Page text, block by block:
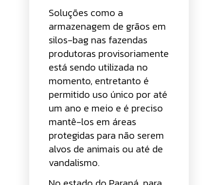
Soluções como a
armazenagem de grãos em
silos-bag nas fazendas
produtoras provisoriamente
está sendo utilizada no
momento, entretanto é
permitido uso único por até
um ano e meio e é preciso
mantê-los em áreas
protegidas para não serem
alvos de animais ou até de
vandalismo.